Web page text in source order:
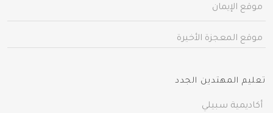
موقع الإيمان
موقع المعجزة الأخيرة
تعليم المهتدين الجدد
أكاديمية سبيلي